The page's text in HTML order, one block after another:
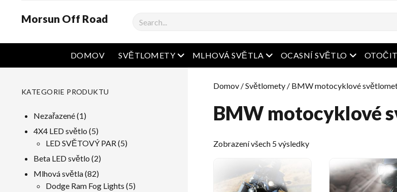
Morsun Off Road Vyhledávání
DOMOV SVĚTLOMETY Otevřená nabídka
MLHOVÁ SVĚTLA Otevřená nabídka
OCASNÍ SVĚTLO Otevřená
Domov /Světlomety / BMW motocyklové
BMW motocyklové
Zobrazení všech 5 výsledkyTříděno
nejnovějších
KATEGORIE PRODUKTU
Nezařazené 11
produkt
4X4 LED světlo 55
produkty
LED SVĚTOVÝ PAR 55
Beta LED světlo 22
produkty
Mlhová světla 8282
produkty
Dodge Ram Fog Lights 55